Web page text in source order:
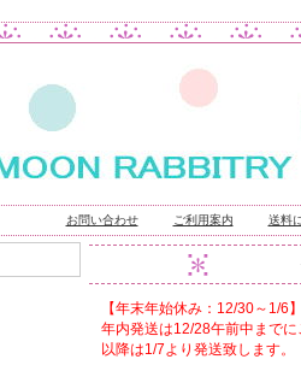
お問い合わせ ご利用案内 送料
【年末年始休み：12/30～1/6
年内発送は12/28午前中まで
以降は1/7より発送致します。